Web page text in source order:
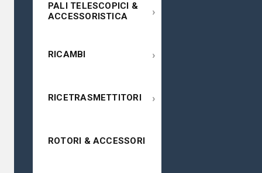
PALI TELESCOPICI &
ACCESSORISTICA
›
RICAMBI ›
RICETRASMETTITORI ›
ROTORI & ACCESSORI